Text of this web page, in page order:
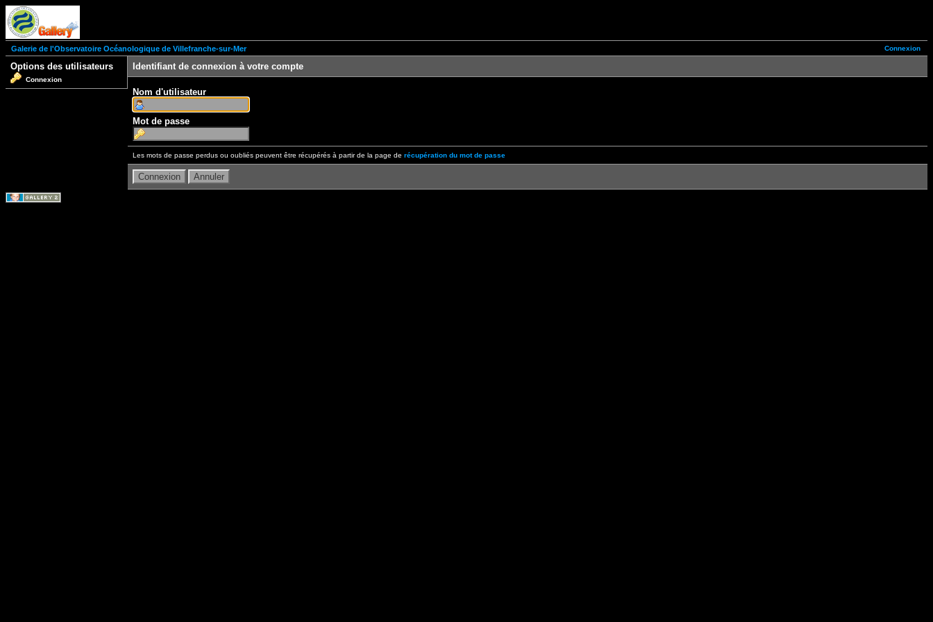
Connexion
Galerie de l'Observatoire Océanologique de Villefranche-sur-Mer
Options des utilisateurs
Connexion
Identifiant de connexion à votre compte
Nom d'utilisateur
Mot de passe
Les mots de passe perdus ou oubliés peuvent être récupérés à partir de la page de récupération du mot de passe